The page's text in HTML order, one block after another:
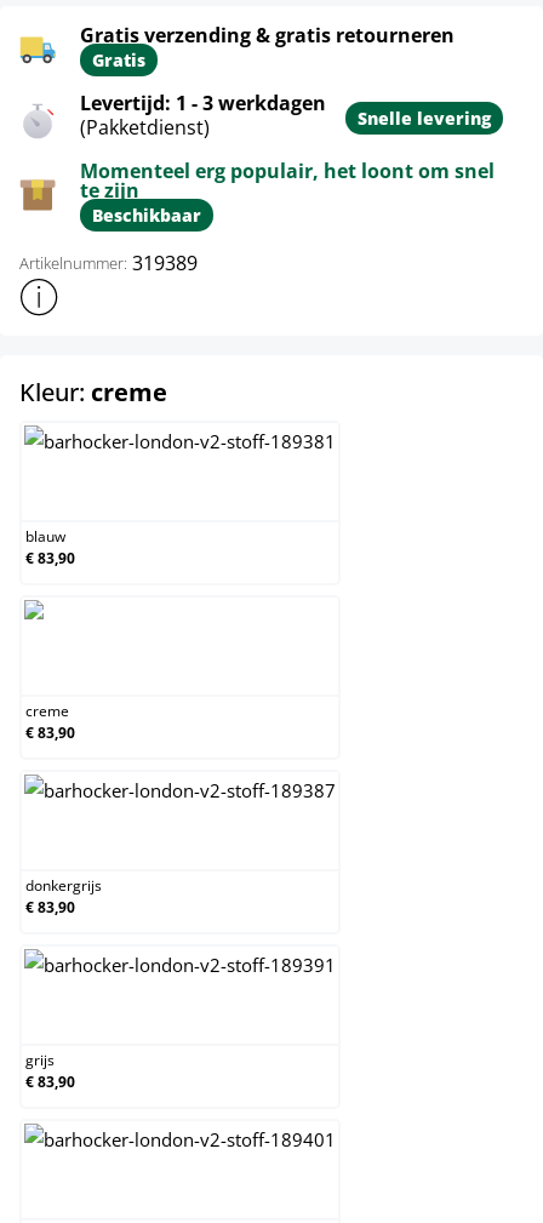
Gratis verzending & gratis retourneren
Gratis
Levertijd: 1 - 3 werkdagen
(Pakketdienst)
Snelle levering
Momenteel erg populair, het loont om snel
te zijn
Beschikbaar
Artikelnummer: 319389
Toon meer productinformatie
Kleur: creme
blauw
€ 83,90
creme
€ 83,90
donkergrijs
€ 83,90
grijs
€ 83,90